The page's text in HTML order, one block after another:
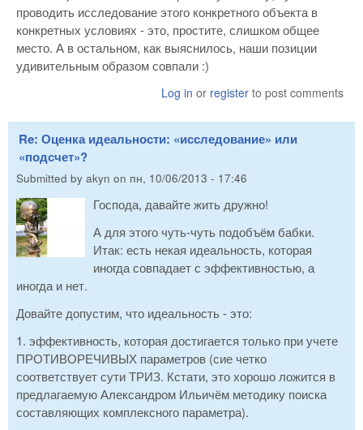
проводить исследование этого конкретного объекта в
конкретных условиях - это, простите, слишком общее
место. А в остальном, как выяснилось, наши позиции
удивительным образом совпали :)
Log in or register to post comments
Re: Оценка идеальности: «исследование» или
«подсчет»?
Submitted by akyn on пн, 10/06/2013 - 17:46
Господа, давайте жить дружно!
А для этого чуть-чуть подобъём бабки.
Итак: есть некая идеальность, которая
иногда совпадает с эффективностью, а
иногда и нет.
Довайте допустим, что идеальность - это:
1. эффективность, которая достигается только при учете
ПРОТИВОРЕЧИВЫХ параметров (сие четко
соответствует сути ТРИЗ. Кстати, это хорошо ложится в
предлагаемую Александром Ильичём методику поиска
составляющих комплексного параметра).